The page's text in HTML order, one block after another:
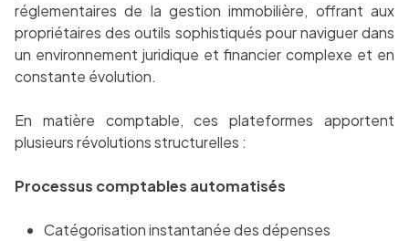
réglementaires de la gestion immobilière, offrant aux
propriétaires des outils sophistiqués pour naviguer dans
un environnement juridique et financier complexe et en
constante évolution.
En matière comptable, ces plateformes apportent
plusieurs révolutions structurelles :
Processus comptables automatisés
Catégorisation instantanée des dépenses